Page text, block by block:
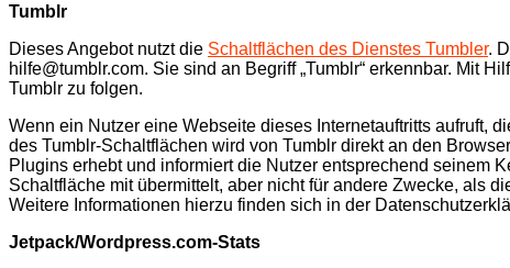
Tumblr
Dieses Angebot nutzt die Schaltflächen des Dienstes Tumbler.
hilfe@tumblr.com. Sie sind an Begriff „Tumblr“ erkennbar. Mit
Tumblr zu folgen.
Wenn ein Nutzer eine Webseite dieses Internetauftritts aufruft,
des Tumblr-Schaltflächen wird von Tumblr direkt an den
Plugins erhebt und informiert die Nutzer entsprechend seinem
Schaltfläche mit übermittelt, aber nicht für andere Zwecke, als
Weitere Informationen hierzu finden sich in der
Jetpack/Wordpress.com-Stats